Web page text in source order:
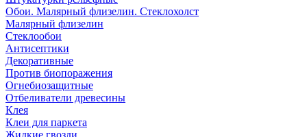
Обои. Малярный флизелин. Стеклохолст
Малярный флизелин
Стеклообои
Антисептики
Декоративные
Против биопоражения
Огнебиозащитные
Отбеливатели древесины
Клея
Клеи для паркета
Жидкие гвозди